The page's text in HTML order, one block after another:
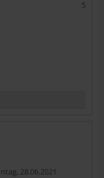
5
28.06.2021